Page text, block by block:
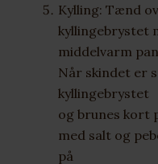
Kylling: Tænd
kyllingebrystet
middelvarm
Når skindet er
kyllingebrystet
og brunes kort
med salt og
på